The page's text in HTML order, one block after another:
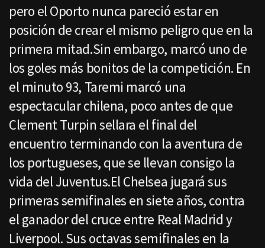
pero el Oporto nunca pareció estar en
posición de crear el mismo peligro que en la
primera mitad.Sin embargo, marcó uno de
los goles más bonitos de la competición. En
el minuto 93, Taremi marcó una
espectacular chilena, poco antes de que
Clement Turpin sellara el final del
encuentro terminando con la aventura de
los portugueses, que se llevan consigo la
vida del Juventus.El Chelsea jugará sus
primeras semifinales en siete años, contra
el ganador del cruce entre Real Madrid y
Liverpool. Sus octavas semifinales en la